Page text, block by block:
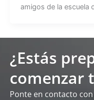
amigos de la escuela
¿Estás
comenzar
Ponte en contacto